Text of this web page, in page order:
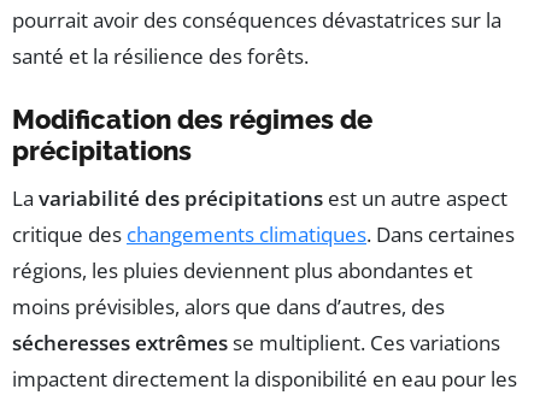
pourrait avoir des conséquences dévastatrices sur la
santé et la résilience des forêts.
Modification des régimes de
précipitations
La variabilité des précipitations est un autre aspect
critique des changements climatiques. Dans certaines
régions, les pluies deviennent plus abondantes et
moins prévisibles, alors que dans d’autres, des
sécheresses extrêmesse multiplient. Ces variations
impactent directement la disponibilité en eau pour les